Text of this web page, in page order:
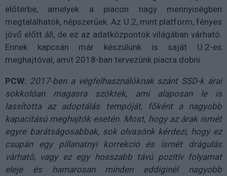
előtérbe, amelyek a piacon nagy mennyiségben
megtalálhatók, népszerűek. Az U.2, mint platform, fényes
jövő előtt áll, de ez az adatközpontok világában várható.
Ennek kapcsán már készülünk is saját U.2-es
meghajtóval, amit 2018-ban tervezünk piacra dobni.
PCW: 2017-ben a végfelhasználóknak szánt SSD-k árai
sokkolóan magasra szöktek, ami alaposan le is
lassította az adoptálás tempóját, főként a nagyobb
kapacitású meghajtók esetén. Most, hogy az árak ismét
egyre barátságosabbak, sok olvasónk kérdezi, hogy ez
csupán egy pillanatnyi korrekció és ismét drágulás
várható, vagy ez egy hosszabb távú pozitív folyamat
eleje és hamarosan minden eddiginél nagyobb